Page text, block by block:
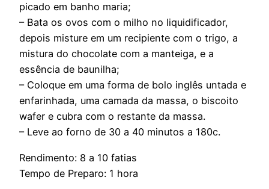
picado em banho maria;
– Bata os ovos com o milho no liquidificador,
depois misture em um recipiente com o trigo, a
mistura do chocolate com a manteiga, e a
essência de baunilha;
– Coloque em uma forma de bolo inglês untada e
enfarinhada, uma camada da massa, o biscoito
wafer e cubra com o restante da massa.
– Leve ao forno de 30 a 40 minutos a 180c.
Rendimento: 8 a 10 fatias
Tempo de Preparo: 1 hora